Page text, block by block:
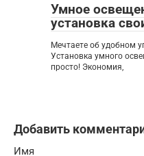
Умное
установка
Мечтаете об удобном
Установка умного
просто! Экономия,
Добавить
Имя